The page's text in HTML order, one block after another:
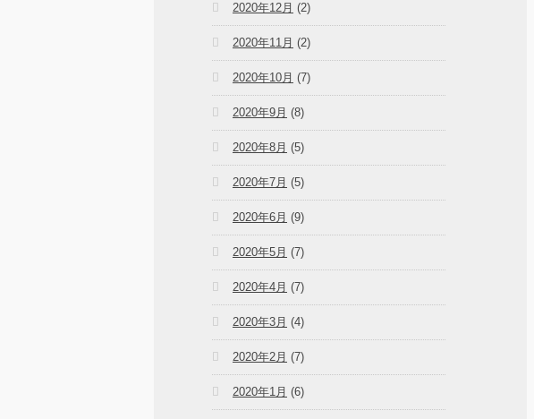
2020年12月 (2)
2020年11月 (2)
2020年10月 (7)
2020年9月 (8)
2020年8月 (5)
2020年7月 (5)
2020年6月 (9)
2020年5月 (7)
2020年4月 (7)
2020年3月 (4)
2020年2月 (7)
2020年1月 (6)